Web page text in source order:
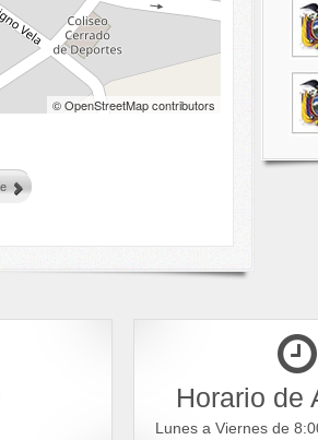
© OpenStreetMap contributors
Horario de
Lunes a Viernes